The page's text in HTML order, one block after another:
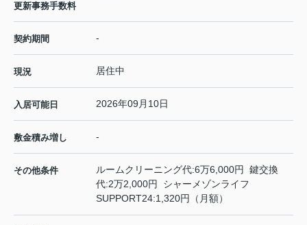
更新事務手数料
契約期間 -
現況 居住中
入居可能日 2026年09月10日
敷金積み増し -
その他条件
ルームクリーニング代:6万6,000円 鍵交換
代:2万2,000円 シャーメゾンライフ
SUPPORT24:1,320円（月額）